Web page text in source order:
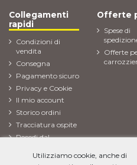
Collegamenti
rapidi
Condizioni di
vendita
Consegna
Pagamento sicuro
Privacy e Cookie
Il mio account
Storico ordini
Tracciatura ospite
Recedi dal
ordine)
Offerte
Spese di
Offerte
Utilizziamo cookie, anche di